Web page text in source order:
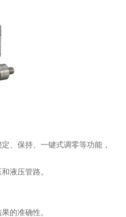
、保持、一键式调零等功能，
液压管路。
的准确性。